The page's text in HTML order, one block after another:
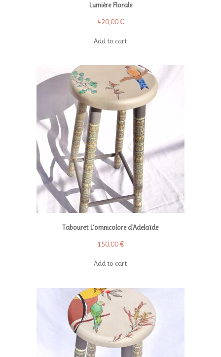
Lumière Florale
420,00€
Add to cart
Tabouret L'omnicolore d'Adelaïde
150,00€
Add to cart